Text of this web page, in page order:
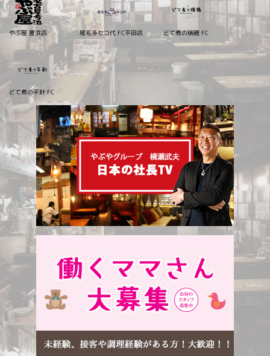
やぶ屋 豊浜店 尾毛多セコ代 FC平田店 どて煮の瑞穂 FC
どて煮の平針 FC